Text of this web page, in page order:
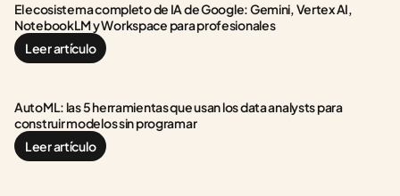
El ecosistema completo de IA de Google: Gemini, Vertex AI,
NotebookLM y Workspace para profesionales
Leer artículo
AutoML: las 5 herramientas que usan los data analysts para
construir modelos sin programar
Leer artículo